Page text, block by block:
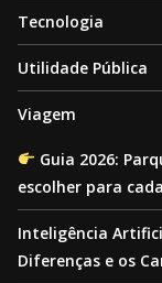
Tecnologia
Utilidade Pública
Viagem
Guia 2026:
escolher para
Inteligência
Diferenças e os